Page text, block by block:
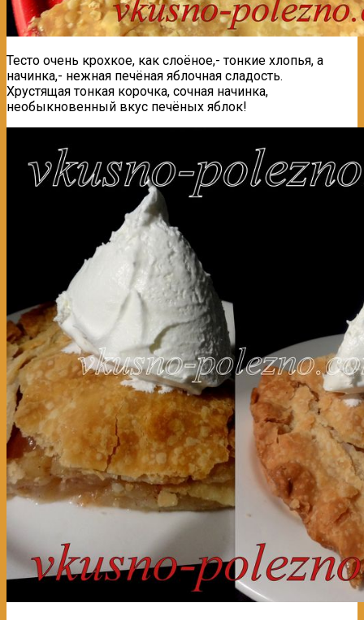
Тесто очень крохкое, как слоёное,- тонкие хлопья, а
начинка,- нежная печёная яблочная сладость.
Хрустящая тонкая корочка, сочная начинка,
необыкновенный вкус печёных яблок!